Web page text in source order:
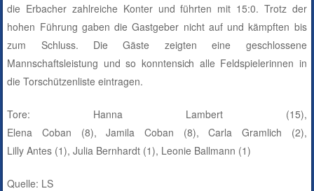
die Erbacher zahlreiche Konter und führten mit 15:0. Trotz der
hohen Führung gaben die Gastgeber nicht auf und kämpften bis
zum Schluss. Die Gäste zeigten eine geschlossene
Mannschaftsleistung und so konntensich alle Feldspielerinnen in
die Torschützenliste eintragen.
Tore: Hanna Lambert (15),
Elena Coban (8), Jamila Coban (8), Carla Gramlich (2),
Lilly Antes (1), Julia Bernhardt (1), Leonie Ballmann (1)
Quelle: LS